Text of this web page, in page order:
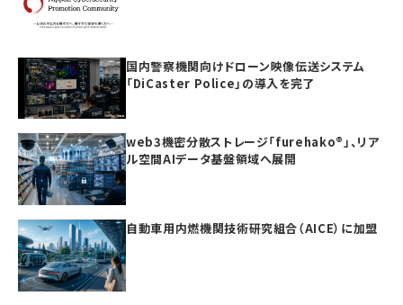
国内警察機関向けドローン映像伝送システム
「DiCaster Police」の導入を完了
web3機密分散ストレージ「furehako®」、リア
ル空間AIデータ基盤領域へ展開
自動車用内燃機関技術研究組合（AICE）に加盟